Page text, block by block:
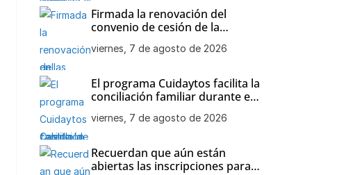
Firmada la renovación del
convenio de cesión de la
barcos históricos de Julio
Chipiona
viernes, 7 de agosto de 2026
El programa Cuidaytos facilita la
conciliación familiar durante el
viernes, 7 de agosto de 2026
Recuerdan que aún están
abiertas las inscripciones para